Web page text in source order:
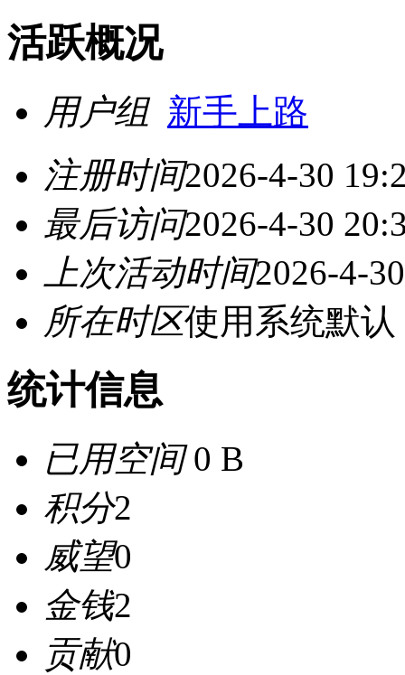
活跃概况
用户组 新手上路
注册时间2026-4-30
最后访问2026-4-30
上次活动时间2026-4-
所在时区使用系统默认
统计信息
已用空间0 B
积分2
威望0
金钱2
贡献0